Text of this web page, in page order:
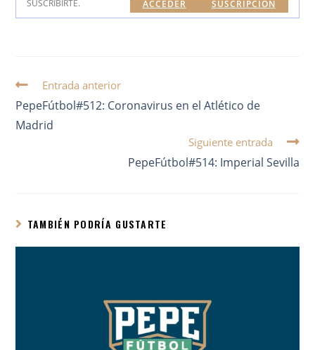
SUSCRIBIRTE.
SUSCRIPCIÓN
ACCEDER
Entrada anterior
PepeFútbol#512: Coronavirus en el Atlético de
Madrid
Siguiente entrada
PepeFútbol#514: Imperial Sevilla
TAMBIÉN PODRÍA GUSTARTE